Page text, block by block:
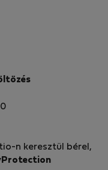
n keresztül bérel,